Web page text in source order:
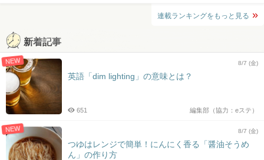
連載ランキングをもっと見る
新着記事
NEW 8/7 (金)
英語「dim lighting」の意味とは？
編集部（協力：eステ）
651
NEW 8/7 (金)
つゆはレンジで簡単！にんにく香る「醤油そうめ
ん」の作り方